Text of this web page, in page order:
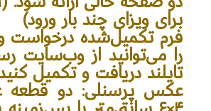
برای ویزای چند بار ورود)
فرم تکمیل‌شده درخواست
را می‌توانید از وب‌سایت
تایلند دریافت و تکمیل
عکس پرسنلی: دو